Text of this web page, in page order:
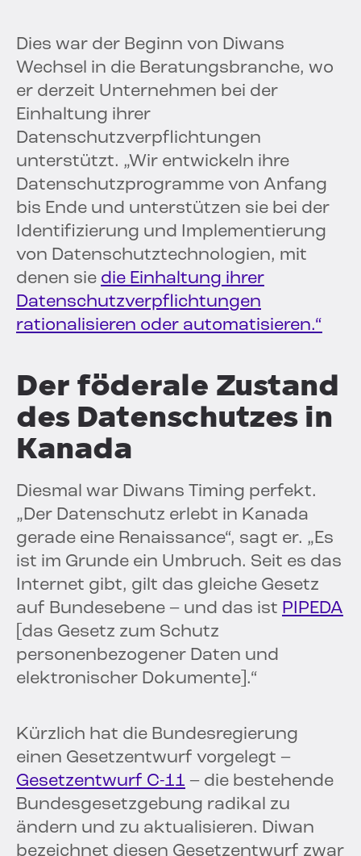
Dies war der Beginn von Diwans
Wechsel in die Beratungsbranche, wo
er derzeit Unternehmen bei der
Einhaltung ihrer
Datenschutzverpflichtungen
unterstützt. „Wir entwickeln ihre
Datenschutzprogramme von Anfang
bis Ende und unterstützen sie bei der
Identifizierung und Implementierung
von Datenschutztechnologien, mit
denen sie die Einhaltung ihrer
Datenschutzverpflichtungen
rationalisieren oder automatisieren.“
Der föderale Zustand
des Datenschutzes in
Kanada
Diesmal war Diwans Timing perfekt.
„Der Datenschutz erlebt in Kanada
gerade eine Renaissance“, sagt er. „Es
ist im Grunde ein Umbruch. Seit es das
Internet gibt, gilt das gleiche Gesetz
auf Bundesebene – und das ist PIPEDA
[das Gesetz zum Schutz
personenbezogener Daten und
elektronischer Dokumente].“
Kürzlich hat die Bundesregierung
einen Gesetzentwurf vorgelegt –
Gesetzentwurf C-11 – die bestehende
Bundesgesetzgebung radikal zu
ändern und zu aktualisieren. Diwan
bezeichnet diesen Gesetzentwurf zwar